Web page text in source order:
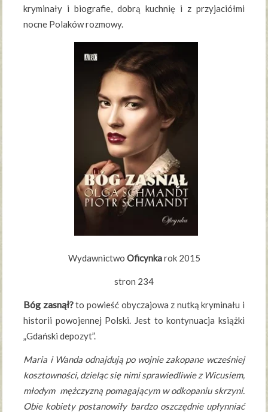
kryminały i biografie, dobrą kuchnię i z przyjaciółmi
nocne Polaków rozmowy.
Wydawnictwo Oficynkarok 2015
stron 234
Bóg zasnął?to powieść obyczajowa z nutką kryminału i
historii powojennej Polski. Jest to kontynuacja książki
„Gdański depozyt”.
Maria i Wanda odnajdują po wojnie zakopane wcześniej
kosztowności, dzieląc się nimi sprawiedliwie z Wicusiem,
młodym mężczyzną pomagającym w odkopaniu skrzyni.
Obie kobiety postanowiły bardzo oszczędnie upłynniać